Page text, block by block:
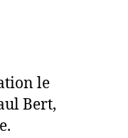
le
Bert,